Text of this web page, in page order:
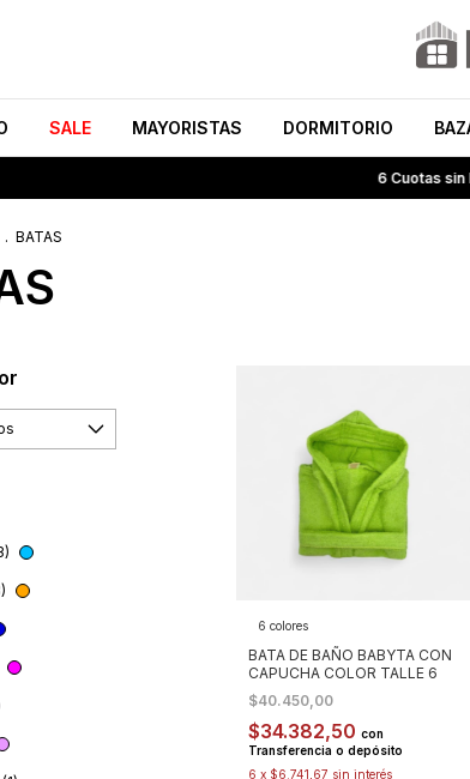
SALE MAYORISTAS DORMITORIO
6 Cuotas sin
. BATAS
6 colores
BATA DE BAÑO BABYTA CON
CAPUCHA COLOR TALLE 6
$40.450,00
$34.382,50 con
Transferencia o depósito
6 x $6.741,67 sin interés